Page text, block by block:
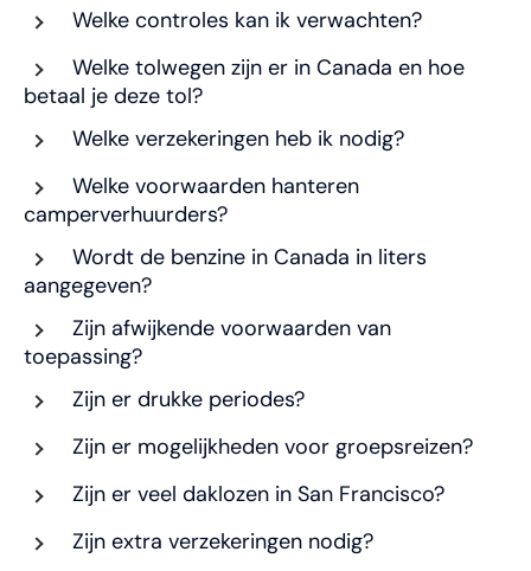
Welke controles kan ik verwachten?
Welke tolwegen zijn er in Canada en hoe
betaal je deze tol?
Welke verzekeringen heb ik nodig?
Welke voorwaarden hanteren
camperverhuurders?
Wordt de benzine in Canada in liters
aangegeven?
Zijn afwijkende voorwaarden van
toepassing?
Zijn er drukke periodes?
Zijn er mogelijkheden voor groepsreizen?
Zijn er veel daklozen in San Francisco?
Zijn extra verzekeringen nodig?